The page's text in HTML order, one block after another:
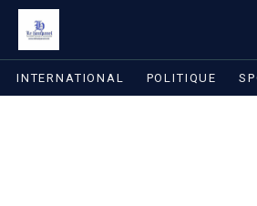
INTERNATIONAL POLITIQUE